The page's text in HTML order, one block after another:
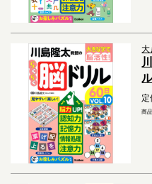
大
定
商